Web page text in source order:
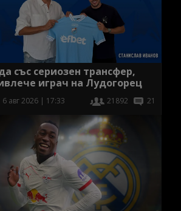
със сериозен трансфер,
играч на Лудогорец
6 авг 2026 | 17:33 21892 21